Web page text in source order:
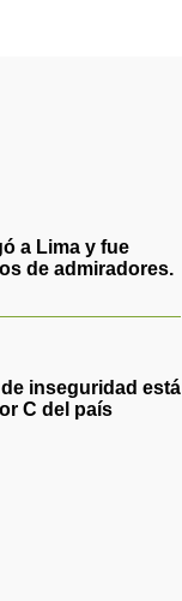
a Lima y fue
de admiradores.
inseguridad está
C del país